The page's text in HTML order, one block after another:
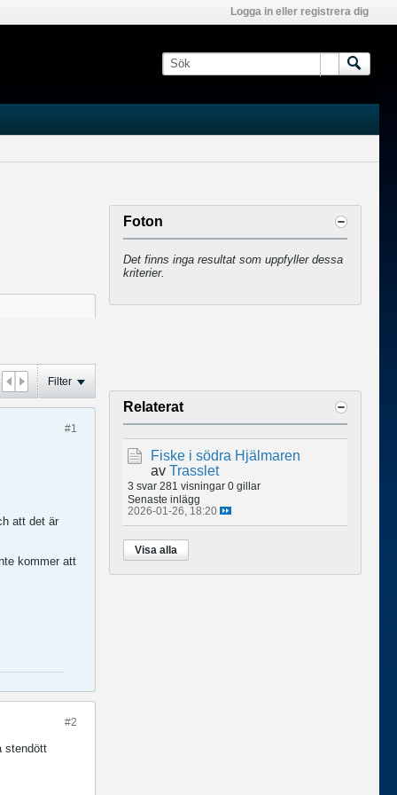
Logga in eller registrera dig
Filter
#1
att det är
kommer att
#2
stendött
Foton
Det finns inga resultat som uppfyller dessa
kriterier.
Relaterat
Fiske i södra Hjälmaren
av Trasslet
3 svar 281 visningar 0 gillar
Senaste inlägg
2026-01-26, 18:20
Visa alla